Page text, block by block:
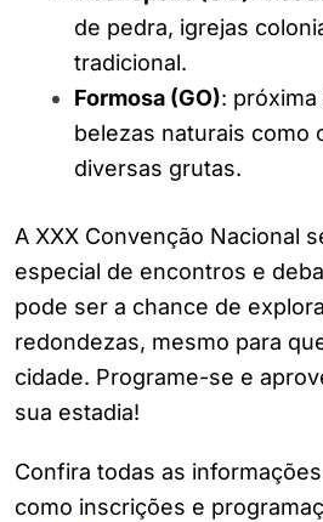
de pedra, igrejas
tradicional.
Formosa (GO):
belezas naturais como
diversas grutas.
A XXX Convenção Nacional
especial de encontros e
pode ser a chance de
redondezas, mesmo para
cidade. Programe-se e
sua estadia!
Confira todas as
como inscrições e